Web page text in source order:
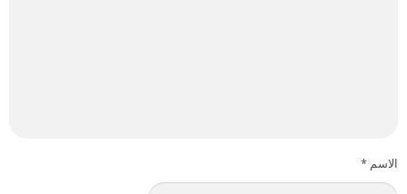
الاسم *